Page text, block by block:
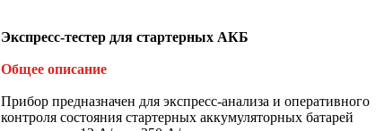
Экспресс-тестер для стартерных АКБ
Общее описание
Прибор предназначен для экспресс-анализа и оперативного
контроля состояния стартерных аккумуляторных батарей